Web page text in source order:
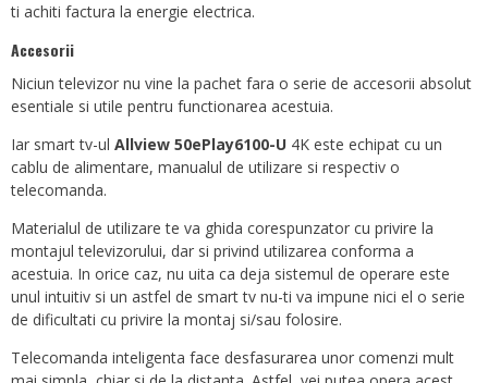
ti achiti factura la energie electrica.
Accesorii
Niciun televizor nu vine la pachet fara o serie de accesorii absolut
esentiale si utile pentru functionarea acestuia.
Iar smart tv-ul Allview 50ePlay6100-U 4K este echipat cu un
cablu de alimentare, manualul de utilizare si respectiv o
telecomanda.
Materialul de utilizare te va ghida corespunzator cu privire la
montajul televizorului, dar si privind utilizarea conforma a
acestuia. In orice caz, nu uita ca deja sistemul de operare este
unul intuitiv si un astfel de smart tv nu-ti va impune nici el o serie
de dificultati cu privire la montaj si/sau folosire.
Telecomanda inteligenta face desfasurarea unor comenzi mult